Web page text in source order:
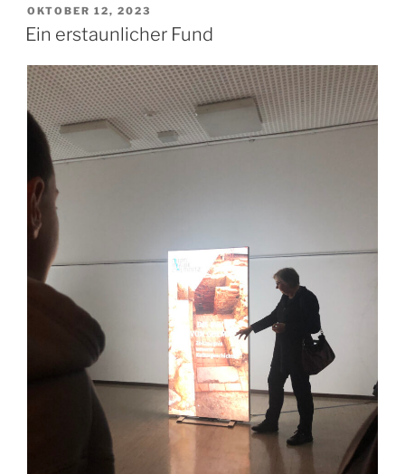
VERÖFFENTLICHT
AM
OKTOBER 12, 2023
Ein erstaunlicher Fund